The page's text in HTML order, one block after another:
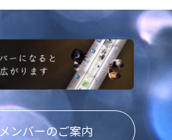
ンバーのご案内